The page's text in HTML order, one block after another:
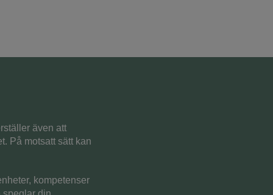
även att
På motsatt sätt kan
kompetenser